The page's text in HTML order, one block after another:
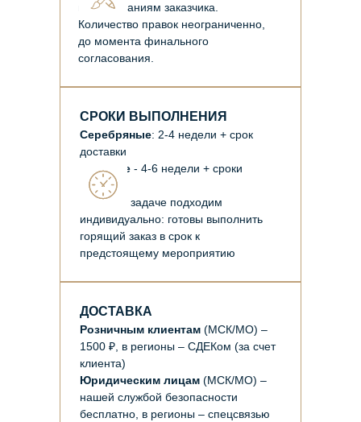
по пожеланиям заказчика.
Количество правок неограниченно,
до момента финального
согласования.
СРОКИ ВЫПОЛНЕНИЯ
Серебряные: 2-4 недели + срок
доставки
Золотые - 4-6 недели + сроки
доставки
К каждой задаче подходим
индивидуально: готовы выполнить
горящий заказ в срок к
предстоящему мероприятию
ДОСТАВКА
Розничным клиентам (МСК/МО) –
1500 ₽, в регионы – СДЕКом (за счет
клиента)
Юридическим лицам (МСК/МО) –
нашей службой безопасности
бесплатно, в регионы – спецсвязью